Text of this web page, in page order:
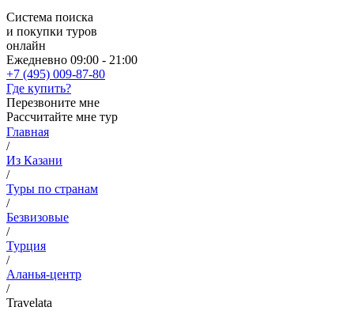
Система поиска
и покупки туров
онлайн
Ежедневно 09:00 - 21:00
+7 (495) 009-87-80
Где купить?
Перезвоните мне
Рассчитайте мне тур
Главная
/
Из Казани
/
Туры по странам
/
Безвизовые
/
Турция
/
Аланья-центр
/
Travelata